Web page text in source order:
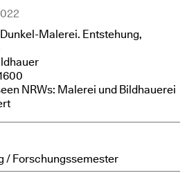
Malerei. Entstehung,
NRWs: Malerei und Bildhauerei
/ Forschungssemester